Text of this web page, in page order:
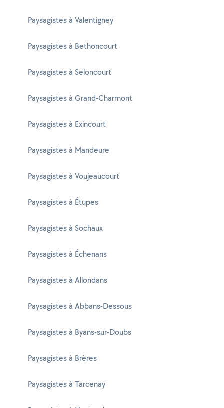
Paysagistes à Valentigney
Paysagistes à Bethoncourt
Paysagistes à Seloncourt
Paysagistes à Grand-Charmont
Paysagistes à Exincourt
Paysagistes à Mandeure
Paysagistes à Voujeaucourt
Paysagistes à Étupes
Paysagistes à Sochaux
Paysagistes à Échenans
Paysagistes à Allondans
Paysagistes à Abbans-Dessous
Paysagistes à Byans-sur-Doubs
Paysagistes à Brères
Paysagistes à Tarcenay